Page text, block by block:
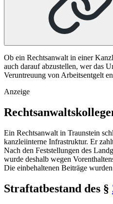
Ob ein Rechtsanwalt in einer
auch darauf abzustellen, wer das
Veruntreuung von Arbeitsentgelt
Anzeige
Ein Rechtsanwalt in Traunstein
kanzleiinterne Infrastruktur. Er
Nach den Feststellungen des
wurde deshalb wegen
Die einbehaltenen Beiträge
Straftatbestand des §